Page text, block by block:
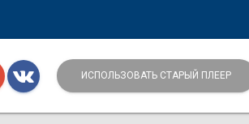
ИСПОЛЬЗОВАТЬ СТАРЫЙ ПЛЕЕР